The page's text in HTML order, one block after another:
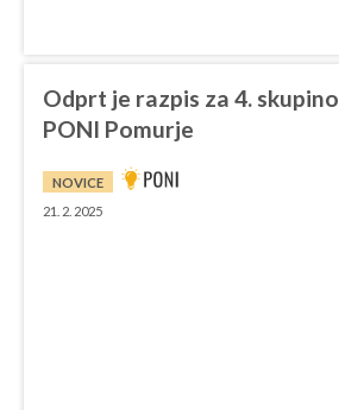
Odprt je razpis za 4. skupino
PONI Pomurje
NOVICE
21. 2. 2025